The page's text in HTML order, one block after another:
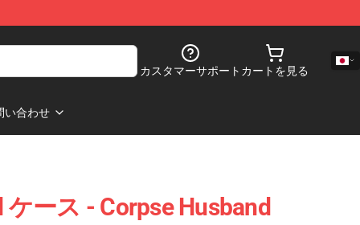
カスタマーサポート カートを見る
い合わせ
ケース - Corpse Husband